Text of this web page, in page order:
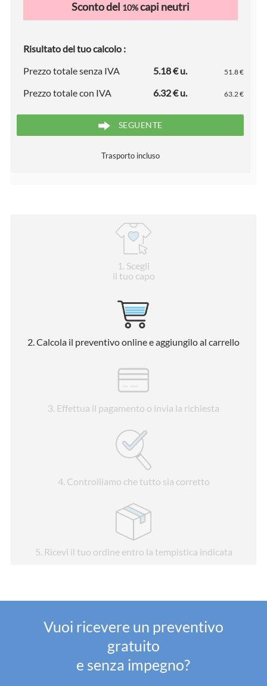
Sconto del 10%capi neutri
Risultato del tuo calcolo :
Prezzo totale senza IVA
5.18 € u. 51.8 €
Prezzo totale con IVA 6.32 € u. 63.2 €
SEGUENTE
Trasporto incluso
1 . Scegli
il tuo capo
2. Calcola il preventivo online e aggiungilo al carrello
3. Effettua il pagamento o invia la richiesta
4. Controlliamo che tutto sia corretto
5. Ricevi il tuo ordine entro la tempistica indicata
Vuoi ricevere un preventivo
gratuito
e senza impegno?